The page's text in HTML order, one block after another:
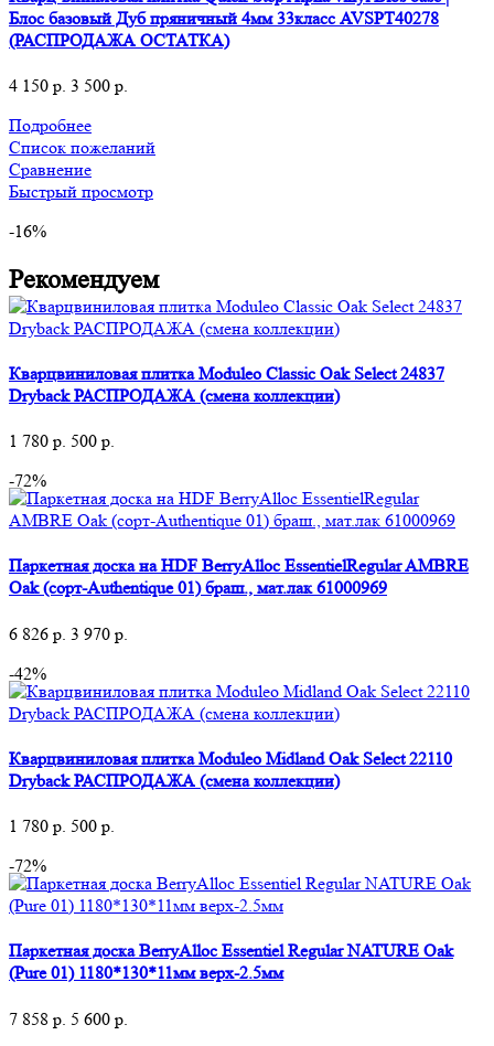
Блос базовый Дуб пряничный 4мм 33класс AVSPT40278
(РАСПРОДАЖА ОСТАТКА)
4 150 р. 3 500 р.
Подробнее
Список пожеланий
Сравнение
Быстрый просмотр
-16%
Рекомендуем
Кварцвиниловая плитка Moduleo Classic Oak Select 24837
Dryback РАСПРОДАЖА (смена коллекции)
1 780 р. 500 р.
-72%
Паркетная доска на HDF BerryAlloc EssentielRegular AMBRE
Oak (сорт-Authentique 01) браш., мат.лак 61000969
6 826 р. 3 970 р.
-42%
Кварцвиниловая плитка Moduleo Midland Oak Select 22110
Dryback РАСПРОДАЖА (смена коллекции)
1 780 р. 500 р.
-72%
Паркетная доска BerryAlloc Essentiel Regular NATURE Oak
(Pure 01) 1180*130*11мм верх-2.5мм
7 858 р. 5 600 р.